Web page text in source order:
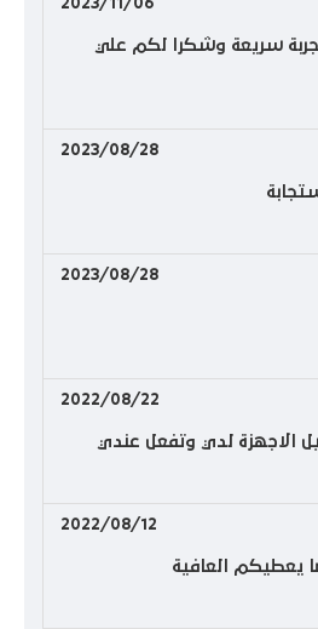
سريعة وشكرا لكم علي
2023/08/28
2023/08/28
2022/08/22
2022/08/12
يعطيكم العافية